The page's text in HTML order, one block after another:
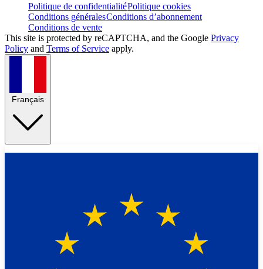
Politique de confidentialitéPolitique cookies
Conditions généralesConditions d’abonnement
Conditions de vente
This site is protected by reCAPTCHA, and the Google Privacy
Policy and Terms of Service apply.
Français